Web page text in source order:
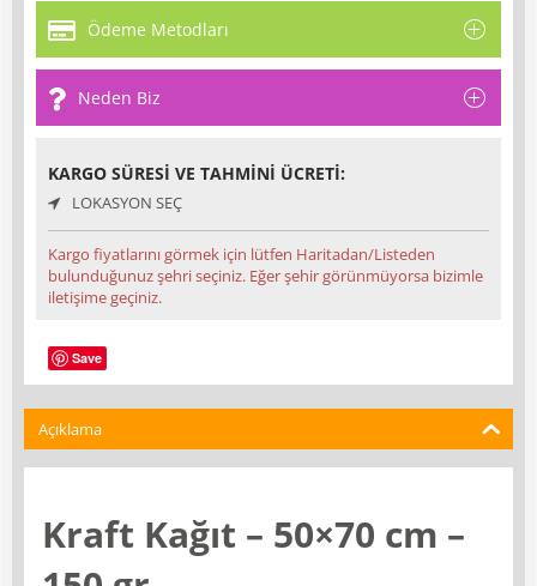
Ödeme Metodları
Neden Biz
KARGO SÜRESI VE TAHMINI ÜCRETI:
LOKASYON SEÇ
Kargo fiyatlarını görmek için lütfen Haritadan/Listeden
bulunduğunuz şehri seçiniz. Eğer şehir görünmüyorsa bizimle
iletişime geçiniz.
Save
Açıklama
Kraft Kağıt – 50×70 cm –